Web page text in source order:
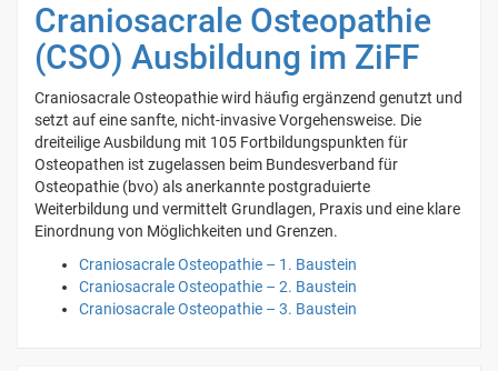
Craniosacrale Osteopathie
(CSO) Ausbildung im ZiFF
Craniosacrale Osteopathie wird häufig ergänzend genutzt und
setzt auf eine sanfte, nicht-invasive Vorgehensweise. Die
dreiteilige Ausbildung mit 105 Fortbildungspunkten für
Osteopathen ist zugelassen beim Bundesverband für
Osteopathie (bvo) als anerkannte postgraduierte
Weiterbildung und vermittelt Grundlagen, Praxis und eine klare
Einordnung von Möglichkeiten und Grenzen.
Craniosacrale Osteopathie – 1. Baustein
Craniosacrale Osteopathie – 2. Baustein
Craniosacrale Osteopathie – 3. Baustein